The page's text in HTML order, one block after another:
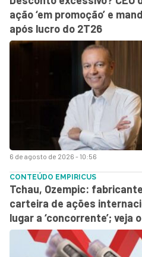
6 de agosto de 2026 - 10:56
ação ‘em promoção’ e
após lucro do 2T26
CONTEÚDO EMPIRICUS
Tchau, Ozempic:
carteira de ações
lugar a ‘concorrente’; veja